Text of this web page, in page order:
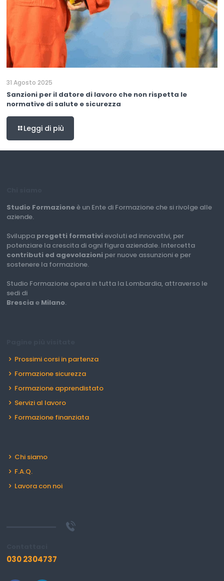
31 Agosto 2025
Sanzioni per il datore di lavoro che non rispetta le
normative di salute e sicurezza
Leggi di più
Studio Formazioneè un Ente di Formazione che si rivolge alle
aziende.
Sviluppa progetti formativi evoluti ed innovativi, per
potenziare la crescita di ogni figura aziendale. Intercetta
contributi ed agevolazioni per nuove assunzioni e per
sostenere la formazione.
Studio Formazione opera in tutta la Lombardia, attraverso le
sedi di
Brescia e Milano.
Prossimi corsi in partenza
Formazione sicurezza
Formazione apprendistato
Servizi al lavoro
Formazione finanziata
Chi siamo
F.A.Q.
Lavora con noi
030 2304737